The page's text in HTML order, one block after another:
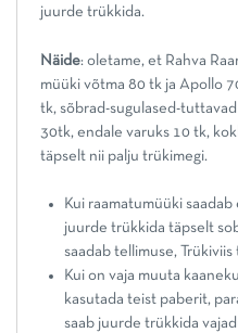
juurde trükkida.
Näide: oletame, et Rahva
müüki võtma 80 tk ja Apollo
tk, sõbrad-sugulased-
30tk, endale varuks 10 tk,
täpselt nii palju trükimegi.
Kui raamatumüüki saadab
juurde trükkida täpselt
saadab tellimuse,
Kui on vaja muuta
kasutada teist paberit,
saab juurde trükkida